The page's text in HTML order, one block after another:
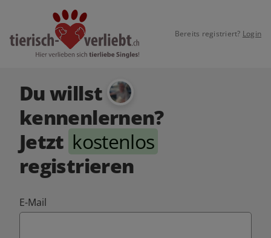
Bereits registriert? Login
Du willst
kennenlernen?
Jetzt kostenlos
registrieren
E-Mail